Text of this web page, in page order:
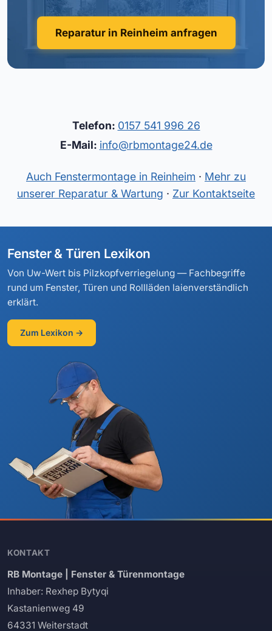
Reparatur in Reinheim anfragen
Telefon: 0157 541 996 26
E-Mail: info@rbmontage24.de
Auch Fenstermontage in Reinheim · Mehr zu
unserer Reparatur & Wartung · Zur Kontaktseite
Fenster & Türen Lexikon
Von Uw-Wert bis Pilzkopfverriegelung — Fachbegriffe
rund um Fenster, Türen und Rollläden laienverständlich
erklärt.
Zum Lexikon →
KONTAKT
RB Montage | Fenster & Türenmontage
Inhaber: Rexhep Bytyqi
Kastanienweg 49
64331 Weiterstadt